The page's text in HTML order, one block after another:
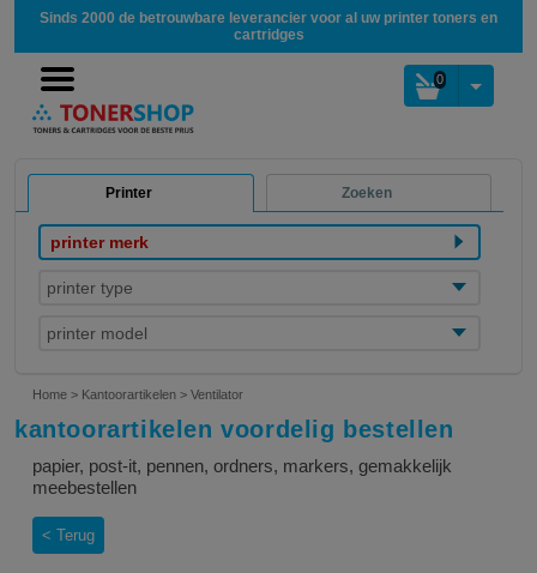
Sinds 2000 de betrouwbare leverancier voor al uw printer toners en
cartridges
0
Printer Zoeken
printer merk
printer type
printer model
Home > Kantoorartikelen > Ventilator
kantoorartikelen voordelig bestellen
papier, post-it, pennen, ordners, markers, gemakkelijk
meebestellen
Terug